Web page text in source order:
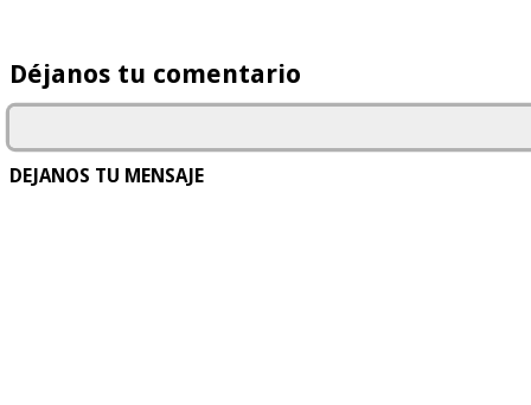
Déjanos tu comentario
DEJANOS TU MENSAJE